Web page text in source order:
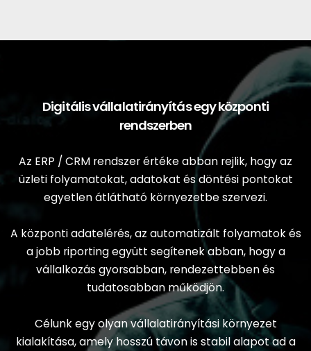
Digitális vállalatirányítás egy központi
rendszerben
Az ERP / CRM rendszer értéke abban rejlik, hogy az
üzleti folyamatokat, adatokat és döntési pontokat
egyetlen átlátható környezetbe szervezi.
A központi adatelérés, az automatizált folyamatok és
a jobb riporting együtt segítenek abban, hogy a
vállalkozás gyorsabban, rendezettebben és
tudatosabban működjön.
Célunk egy olyan vállalatirányítási környezet
kialakítása, amely hosszú távon is stabil alapot ad a